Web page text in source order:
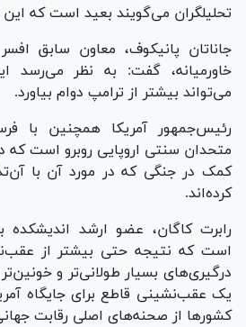
تحلیلگران می‌گویند بعید است که
جاناتان پانیکوف، معاون سابق
خاورمیانه، گفت: به نظر می‌رسد
می‌تواند بیشتر از ترامپ دوام بیاورد.
رئیس‌جمهور آمریکا همچنین با
متحدان سنتی اروپایی روبرو است که
کمک در جنگی که در مورد آن با
کرده‌اند.
رابرت کاگان، عضو ارشد اندیشکده
است که نتیجه حتی بیشتر از
درگیری‌های بسیار طولانی‌تر و
یک عقب‌نشینی قاطع برای جایگاه
کشورها از صحنه‌های اصلی رقابت